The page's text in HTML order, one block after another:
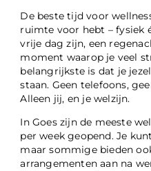
De beste tijd voor
ruimte voor hebt – fysiek
vrije dag zijn, een
moment waarop je veel
belangrijkste is dat je
staan. Geen telefoons,
Alleen jij, en je welzijn.
In Goes zijn de meeste
per week geopend. Je
maar sommige bieden
arrangementen aan na